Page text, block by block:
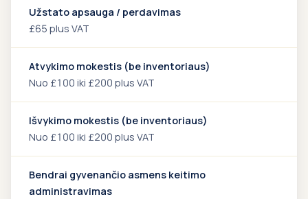
Užstato apsauga / perdavimas
£65 plus VAT
Atvykimo mokestis (be inventoriaus)
Nuo £100 iki £200 plus VAT
Išvykimo mokestis (be inventoriaus)
Nuo £100 iki £200 plus VAT
Bendrai gyvenančio asmens keitimo
administravimas